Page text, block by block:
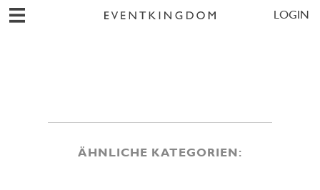
LOGIN
ÄHNLICHE KATEGORIEN: